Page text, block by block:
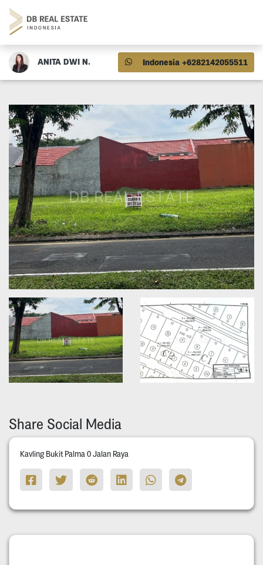
ANITA DWI N. Indonesia +6282142055511
Share Social Media
Kavling Bukit Palma 0 Jalan Raya